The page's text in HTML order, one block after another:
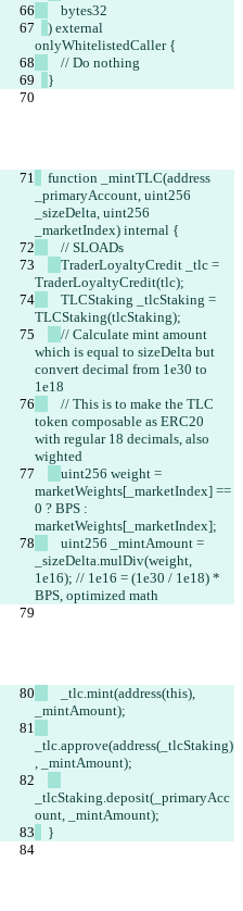
    bytes32
) external
onlyWhitelistedCaller {
    // Do nothing
}
  function _mintTLC(address
_primaryAccount, uint256
_sizeDelta, uint256
_marketIndex) internal {
    // SLOADs
TraderLoyaltyCredit _tlc =
TraderLoyaltyCredit(tlc);
    TLCStaking _tlcStaking =
TLCStaking(tlcStaking);
// Calculate mint amount
which is equal to sizeDelta but
convert decimal from 1e30 to
1e18
    // This is to make the TLC
token composable as ERC20
with regular 18 decimals, also
wighted
uint256 weight =
marketWeights[_marketIndex] ==
0 ? BPS :
marketWeights[_marketIndex];
    uint256 _mintAmount =
_sizeDelta.mulDiv(weight,
1e16); // 1e16 = (1e30 / 1e18) *
BPS, optimized math
    _tlc.mint(address(this),
_mintAmount);
_tlc.approve(address(_tlcStaking)
, _mintAmount);
_tlcStaking.deposit(_primaryAcc
ount, _mintAmount);
  }